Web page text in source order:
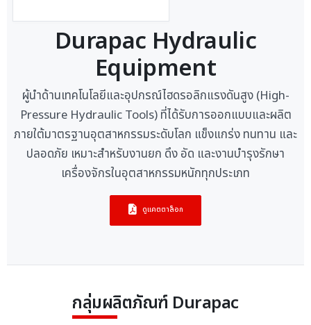
Durapac Hydraulic
Equipment
ผู้นำด้านเทคโนโลยีและอุปกรณ์ไฮดรอลิกแรงดันสูง (High-
Pressure Hydraulic Tools) ที่ได้รับการออกแบบและผลิต
ภายใต้มาตรฐานอุตสาหกรรมระดับโลก แข็งแกร่ง ทนทาน และ
ปลอดภัย เหมาะสำหรับงานยก ดึง อัด และงานบำรุงรักษา
เครื่องจักรในอุตสาหกรรมหนักทุกประเภท
ดูแคตตาล็อก
กลุ่มผลิตภัณฑ์ Durapac